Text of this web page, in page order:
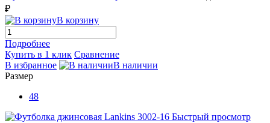
₽
В корзину
Подробнее
Купить в 1 клик Сравнение
В избранное
В наличии
Размер
48
Быстрый просмотр